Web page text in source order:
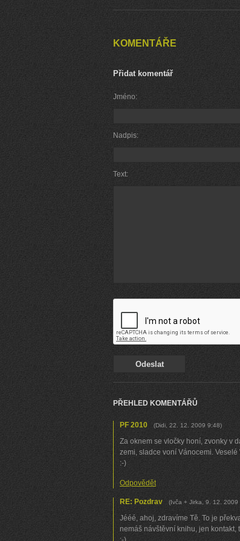
KOMENTÁŘE
Přidat komentář
Jméno:
Nadpis:
Text:
PŘEHLED KOMENTÁŘŮ
PF 2010 (Didi 22. 12. 2009 9:48)
Za oknem se vločky honí, zvonky v
zemi, sladce voní Vánocemi. Veselé
:-)
Odpovědět
RE: Pozdrav (Ivča + Jirka 9. 12. 2009
Jééé, ahoj, zdravíme Tě. To je
nemáš návštěvní knihu, jen kontakt,